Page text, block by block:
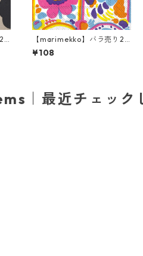
【marimekko】バラ売り2
枚 カクテルサイズ ペーパー
ナプキン KARUSELLI ホワイ
¥108
｜最近チェック